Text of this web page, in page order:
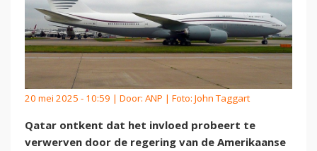
20 mei 2025 - 10:59 | Door: ANP | Foto: John Taggart
Qatar ontkent dat het invloed probeert te
verwerven door de regering van de Amerikaanse